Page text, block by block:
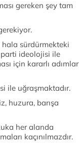
gereken şey tam
hala sürdürmekteki
parti ideolojisi ile
için kararlı adımlar
ile uğraşmaktadır.
huzura, barışa
her alanda
kaçınılmazdır.